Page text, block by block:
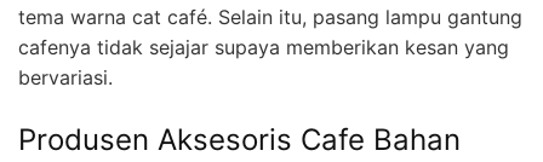
tema warna cat café. Selain itu, pasang lampu gantung
cafenya tidak sejajar supaya memberikan kesan yang
bervariasi.
Produsen Aksesoris Cafe Bahan